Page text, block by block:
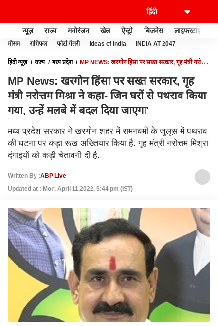
न्यूज़ राज्य मनोरंजन खेल ऐस्ट्रो बिजनेस लाइफस्टाइल
मौसम राशिफल फोटो गैलरी Ideas of India INDIA AT 2047
हिंदी न्यूज़ राज्य मध्य प्रदेश
MP NEWS: खरगोन हिंसा पर सख्त सरकार, गृह मंत्री नरोत्तम
MP News: खरगोन हिंसा पर सख्त सरकार, गृह
मंत्री नरोत्तम मिश्रा ने कहा- जिन घरों से पथराव किया
गया, उन्हें मलबे में बदल दिया जाएगा'
मध्य प्रदेश सरकार ने खरगोन शहर में रामनवमी के जुलूस में पथराव
की घटना पर कड़ा रूख अख्तियार किया है. गृह मंत्री नरोत्तम मिश्रा
दंगाइयों को कड़ी चेतावनी दी है.
Written By :ABP Live
Updated at : Mon, April 11,2022, 5:44 pm (IST)